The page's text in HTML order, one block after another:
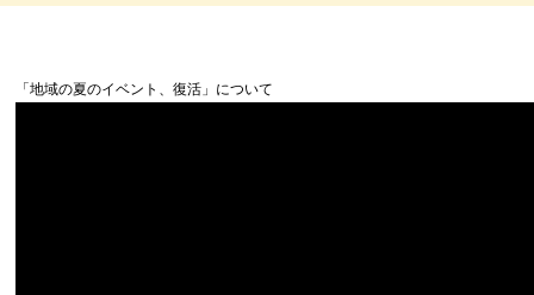
「地域の夏のイベント、復活」について